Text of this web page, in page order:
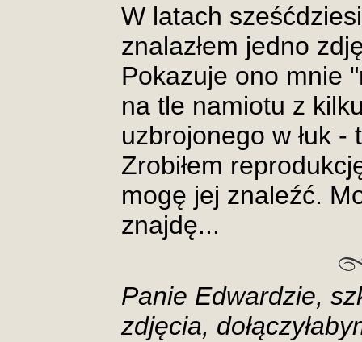
W latach
znalazłem jedno
Pokazuje ono mnie
na tle namiotu z
uzbrojonego w łuk
Zrobiłem
mogę jej znaleźć.
znajdę...
Panie Edwardzie,
zdjęcia,